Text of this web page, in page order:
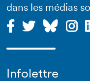
dans les médias
Infolettre